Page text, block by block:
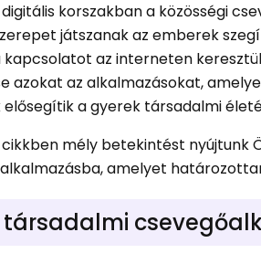
korszakban a közösségi
játszanak az emberek
az interneten
azokat az alkalmazásokat,
elősegítik a gyerek társadalmi
mély betekintést nyújtunk
amelyet
társadalmi